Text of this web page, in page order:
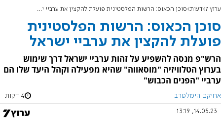
ערוץ 7 דעות סוכן הכאוס: הרשות הפלסטינית פועלת להקצין את ערביי ישראל
סוכן הכאוס: הרשות הפלסטינית
פועלת להקצין את ערביי ישראל
הרש"פ מנסה להשפיע על זהות ערביי ישראל דרך שימוש
בערוץ הטלוויזיה "מוסאווה" שהיא מפעילה וקהל היעד שלו הם
ערביי "הפנים הכבוש"
אחיקם הימלפרב 4 דקות
14.05.23, 13:19